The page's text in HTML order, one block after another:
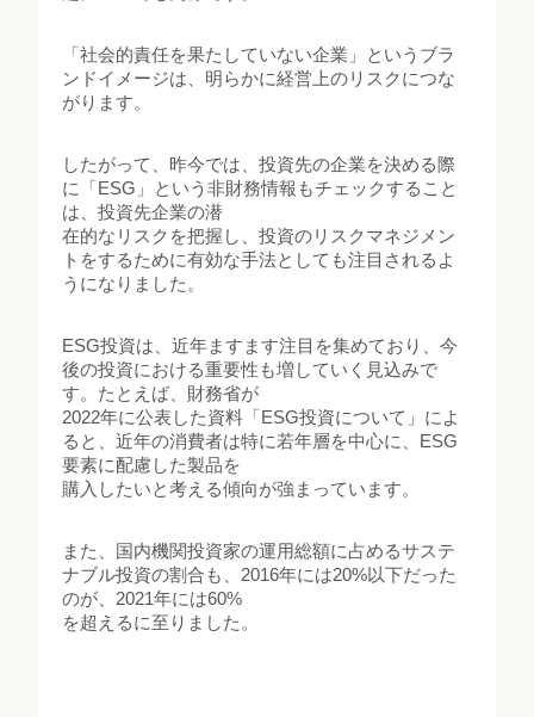
「社会的責任を果たしていない企業」というブラ
ンドイメージは、明らかに経営上のリスクにつな
がります。
したがって、昨今では、投資先の企業を決める際
に「ESG」という非財務情報もチェックすること
は、投資先企業の潜
在的なリスクを把握し、投資のリスクマネジメン
トをするために有効な手法としても注目されるよ
うになりました。
ESG投資は、近年ますます注目を集めており、今
後の投資における重要性も増していく見込みで
す。たとえば、財務省が
2022年に公表した資料「ESG投資について」によ
ると、近年の消費者は特に若年層を中心に、ESG
要素に配慮した製品を
購入したいと考える傾向が強まっています。
また、国内機関投資家の運用総額に占めるサステ
ナブル投資の割合も、2016年には20%以下だった
のが、2021年には60%
を超えるに至りました。